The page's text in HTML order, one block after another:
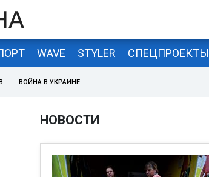
WAVE STYLER СПЕЦПРОЕКТЫ
ВОЙНА В УКРАИНЕ
НОВОСТИ